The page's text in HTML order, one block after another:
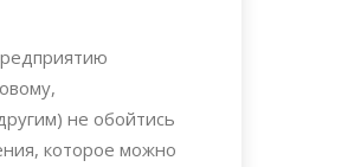
не обойтись
которое можно